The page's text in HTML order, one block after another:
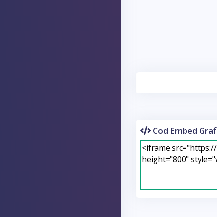
Cod Embed